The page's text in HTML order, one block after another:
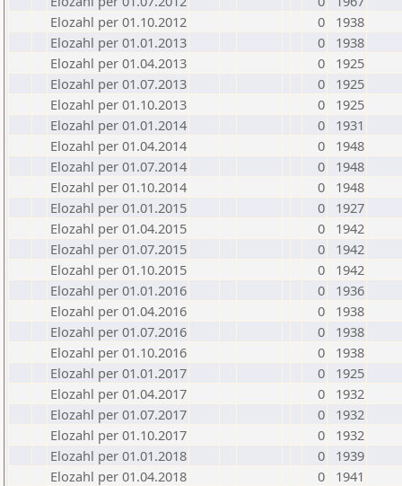
Elozahl per 01.10.2012
0
1938
Elozahl per 01.01.2013
0
1938
Elozahl per 01.04.2013
0
1925
Elozahl per 01.07.2013
0
1925
Elozahl per 01.10.2013
0
1925
Elozahl per 01.01.2014
0
1931
Elozahl per 01.04.2014
0
1948
Elozahl per 01.07.2014
0
1948
Elozahl per 01.10.2014
0
1948
Elozahl per 01.01.2015
0
1927
Elozahl per 01.04.2015
0
1942
Elozahl per 01.07.2015
0
1942
Elozahl per 01.10.2015
0
1942
Elozahl per 01.01.2016
0
1936
Elozahl per 01.04.2016
0
1938
Elozahl per 01.07.2016
0
1938
Elozahl per 01.10.2016
0
1938
Elozahl per 01.01.2017
0
1925
Elozahl per 01.04.2017
0
1932
Elozahl per 01.07.2017
0
1932
Elozahl per 01.10.2017
0
1932
Elozahl per 01.01.2018
0
1939
Elozahl per 01.04.2018
0
1941